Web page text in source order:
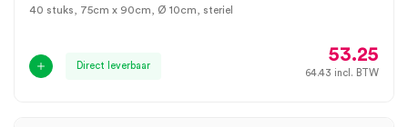
40 stuks, 75cm x 90cm, Ø 10cm, steriel
Direct leverbaar
53.25
64.43 incl. BTW